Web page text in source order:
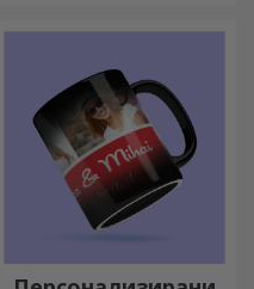
уникални реакции!